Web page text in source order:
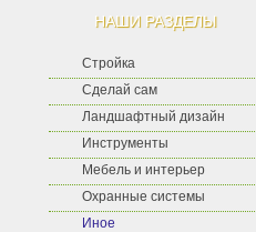
НАШИ РАЗДЕЛЫ
Стройка
Сделай сам
Ландшафтный дизайн
Инструменты
Мебель и интерьер
Охранные системы
Иное